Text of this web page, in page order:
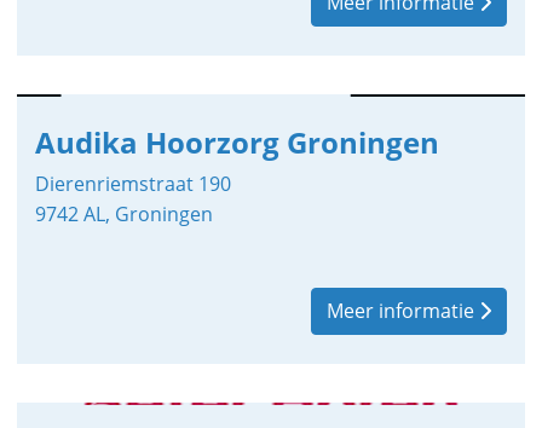
Audika Hoorzorg Groningen
Dierenriemstraat 190
9742 AL, Groningen
Meer informatie